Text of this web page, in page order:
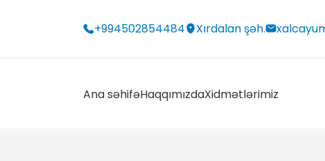
+994502854484 Xırdalan şəh.
Ana səhifəHaqqımızdaXidmətlərimiz